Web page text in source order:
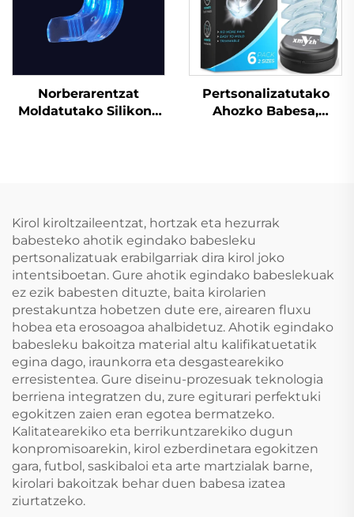
amerikarra Kirol
mihizko babeslea
Norberarentzat
Moldatutako Silikona
Kitoa, Izurtitzeko
Ahozko Babesarekin
Pertsonalizatutako
Ahozko Babesa,
EVA Bikoiztutako
Koloreekin, MMA
boxeoa eta Boxeoa
Kirol kiroltzaileentzat, hortzak eta hezurrak
babesteko ahotik egindako babesleku
pertsonalizatuak erabilgarriak dira kirol joko
intentsiboetan. Gure ahotik egindako babeslekuak
ez ezik babesten dituzte, baita kirolarien
prestakuntza hobetzen dute ere, airearen fluxu
hobea eta erosoagoa ahalbidetuz. Ahotik egindako
babesleku bakoitza material altu kalifikatuetatik
egina dago, iraunkorra eta desgastearekiko
erresistentea. Gure diseinu-prozesuak teknologia
berriena integratzen du, zure egiturari perfektuki
egokitzen zaien eran egotea bermatzeko.
Kalitatearekiko eta berrikuntzarekiko dugun
konpromisoarekin, kirol ezberdinetara egokitzen
gara, futbol, saskibaloi eta arte martzialak barne,
kirolari bakoitzak behar duen babesa izatea
ziurtatzeko.